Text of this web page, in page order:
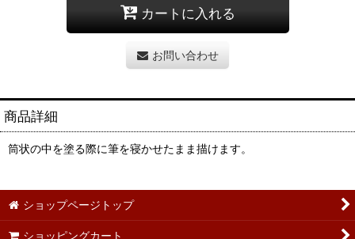
カートに入れる
お問い合わせ
商品詳細
筒状の中を塗る際に筆を寝かせたまま描けます。
ショップページトップ
ショッピングカート